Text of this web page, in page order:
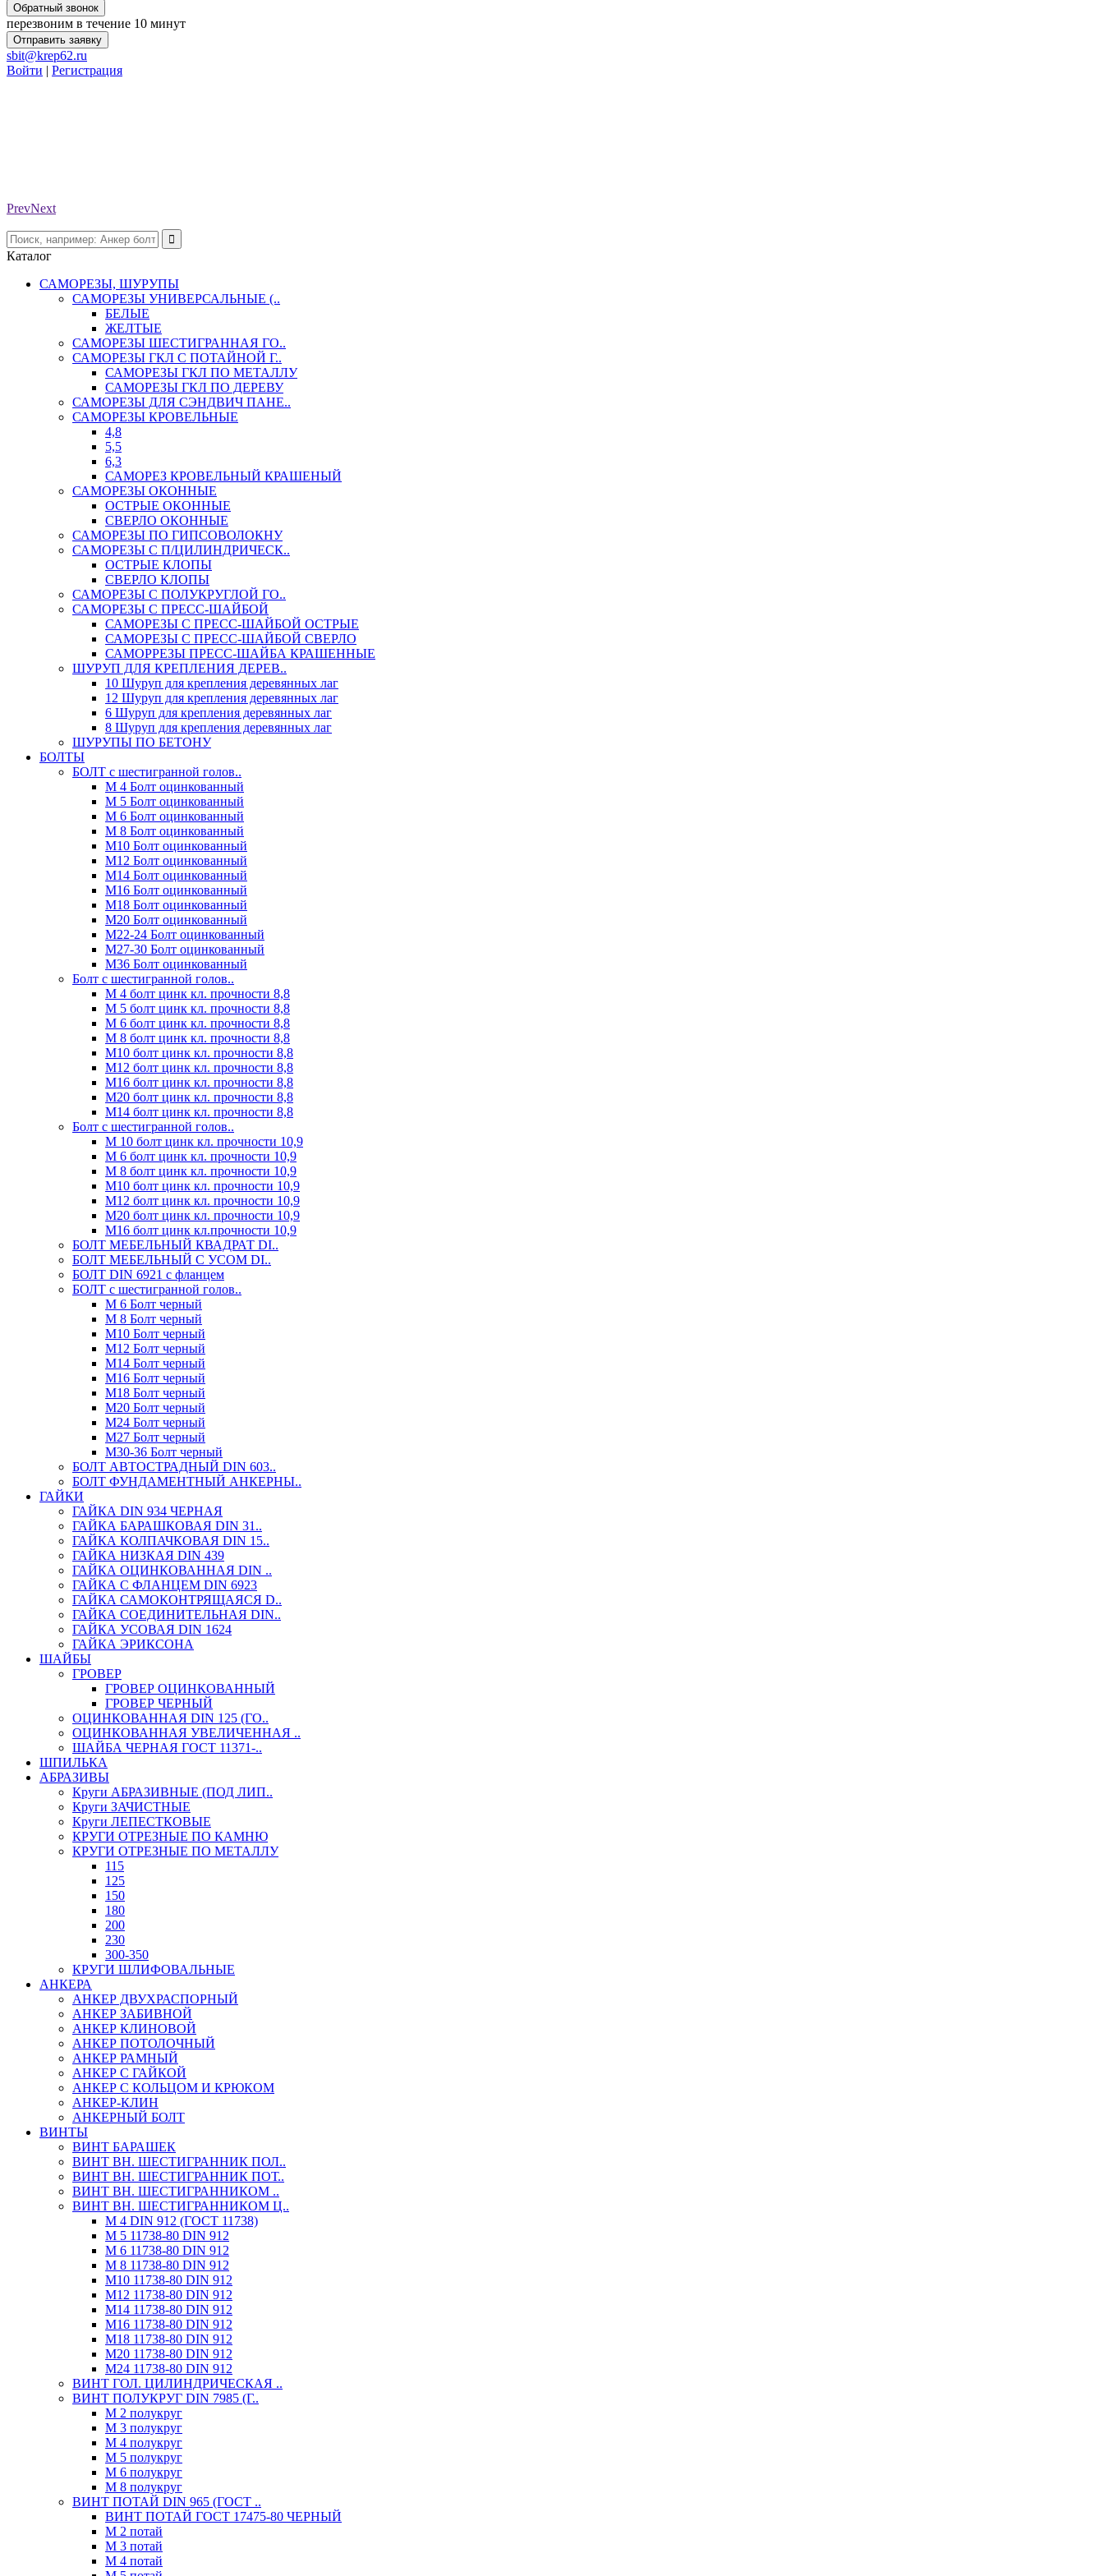
Обратный звонок
перезвоним в течение 10 минут
Отправить заявку
sbit@krep62.ru
Войти | Регистрация
PrevNext
Каталог
САМОРЕЗЫ, ШУРУПЫ
САМОРЕЗЫ УНИВЕРСАЛЬНЫЕ (..
БЕЛЫЕ
ЖЕЛТЫЕ
САМОРЕЗЫ ШЕСТИГРАННАЯ ГО..
САМОРЕЗЫ ГКЛ С ПОТАЙНОЙ Г..
САМОРЕЗЫ ГКЛ ПО МЕТАЛЛУ
САМОРЕЗЫ ГКЛ ПО ДЕРЕВУ
САМОРЕЗЫ ДЛЯ СЭНДВИЧ ПАНЕ..
САМОРЕЗЫ КРОВЕЛЬНЫЕ
4,8
5,5
6,3
САМОРЕЗ КРОВЕЛЬНЫЙ КРАШЕНЫЙ
САМОРЕЗЫ ОКОННЫЕ
ОСТРЫЕ ОКОННЫЕ
СВЕРЛО ОКОННЫЕ
САМОРЕЗЫ ПО ГИПСОВОЛОКНУ
САМОРЕЗЫ С П/ЦИЛИНДРИЧЕСК..
ОСТРЫЕ КЛОПЫ
СВЕРЛО КЛОПЫ
САМОРЕЗЫ С ПОЛУКРУГЛОЙ ГО..
САМОРЕЗЫ С ПРЕСС-ШАЙБОЙ
САМОРЕЗЫ С ПРЕСС-ШАЙБОЙ ОСТРЫЕ
САМОРЕЗЫ С ПРЕСС-ШАЙБОЙ СВЕРЛО
САМОРРЕЗЫ ПРЕСС-ШАЙБА КРАШЕННЫЕ
ШУРУП ДЛЯ КРЕПЛЕНИЯ ДЕРЕВ..
10 Шуруп для крепления деревянных лаг
12 Шуруп для крепления деревянных лаг
6 Шуруп для крепления деревянных лаг
8 Шуруп для крепления деревянных лаг
ШУРУПЫ ПО БЕТОНУ
БОЛТЫ
БОЛТ с шестигранной голов..
М 4 Болт оцинкованный
М 5 Болт оцинкованный
М 6 Болт оцинкованный
М 8 Болт оцинкованный
М10 Болт оцинкованный
М12 Болт оцинкованный
М14 Болт оцинкованный
М16 Болт оцинкованный
М18 Болт оцинкованный
М20 Болт оцинкованный
М22-24 Болт оцинкованный
М27-30 Болт оцинкованный
М36 Болт оцинкованный
Болт с шестигранной голов..
М 4 болт цинк кл. прочности 8,8
М 5 болт цинк кл. прочности 8,8
М 6 болт цинк кл. прочности 8,8
М 8 болт цинк кл. прочности 8,8
М10 болт цинк кл. прочности 8,8
М12 болт цинк кл. прочности 8,8
М16 болт цинк кл. прочности 8,8
М20 болт цинк кл. прочности 8,8
М14 болт цинк кл. прочности 8,8
Болт с шестигранной голов..
М 10 болт цинк кл. прочности 10,9
М 6 болт цинк кл. прочности 10,9
М 8 болт цинк кл. прочности 10,9
М10 болт цинк кл. прочности 10,9
М12 болт цинк кл. прочности 10,9
М20 болт цинк кл. прочности 10,9
М16 болт цинк кл.прочности 10,9
БОЛТ МЕБЕЛЬНЫЙ КВАДРАТ DI..
БОЛТ МЕБЕЛЬНЫЙ С УСОМ DI..
БОЛТ DIN 6921 c фланцем
БОЛТ с шестигранной голов..
М 6 Болт черный
М 8 Болт черный
М10 Болт черный
М12 Болт черный
М14 Болт черный
М16 Болт черный
М18 Болт черный
М20 Болт черный
М24 Болт черный
М27 Болт черный
М30-36 Болт черный
БОЛТ АВТОСТРАДНЫЙ DIN 603..
БОЛТ ФУНДАМЕНТНЫЙ АНКЕРНЫ..
ГАЙКИ
ГАЙКА DIN 934 ЧЕРНАЯ
ГАЙКА БАРАШКОВАЯ DIN 31..
ГАЙКА КОЛПАЧКОВАЯ DIN 15..
ГАЙКА НИЗКАЯ DIN 439
ГАЙКА ОЦИНКОВАННАЯ DIN ..
ГАЙКА С ФЛАНЦЕМ DIN 6923
ГАЙКА САМОКОНТРЯЩАЯСЯ D..
ГАЙКА СОЕДИНИТЕЛЬНАЯ DIN..
ГАЙКА УСОВАЯ DIN 1624
ГАЙКА ЭРИКСОНА
ШАЙБЫ
ГРОВЕР
ГРОВЕР ОЦИНКОВАННЫЙ
ГРОВЕР ЧЕРНЫЙ
ОЦИНКОВАННАЯ DIN 125 (ГО..
ОЦИНКОВАННАЯ УВЕЛИЧЕННАЯ ..
ШАЙБА ЧЕРНАЯ ГОСТ 11371-..
ШПИЛЬКА
АБРАЗИВЫ
Круги АБРАЗИВНЫЕ (ПОД ЛИП..
Круги ЗАЧИСТНЫЕ
Круги ЛЕПЕСТКОВЫЕ
КРУГИ ОТРЕЗНЫЕ ПО КАМНЮ
КРУГИ ОТРЕЗНЫЕ ПО МЕТАЛЛУ
115
125
150
180
200
230
300-350
КРУГИ ШЛИФОВАЛЬНЫЕ
АНКЕРА
АНКЕР ДВУХРАСПОРНЫЙ
АНКЕР ЗАБИВНОЙ
АНКЕР КЛИНОВОЙ
АНКЕР ПОТОЛОЧНЫЙ
АНКЕР РАМНЫЙ
АНКЕР С ГАЙКОЙ
АНКЕР С КОЛЬЦОМ И КРЮКОМ
АНКЕР-КЛИН
АНКЕРНЫЙ БОЛТ
ВИНТЫ
ВИНТ БАРАШЕК
ВИНТ ВН. ШЕСТИГРАННИК ПОЛ..
ВИНТ ВН. ШЕСТИГРАННИК ПОТ..
ВИНТ ВН. ШЕСТИГРАННИКОМ ..
ВИНТ ВН. ШЕСТИГРАННИКОМ Ц..
М 4 DIN 912 (ГОСТ 11738)
М 5 11738-80 DIN 912
М 6 11738-80 DIN 912
М 8 11738-80 DIN 912
М10 11738-80 DIN 912
М12 11738-80 DIN 912
М14 11738-80 DIN 912
М16 11738-80 DIN 912
М18 11738-80 DIN 912
М20 11738-80 DIN 912
М24 11738-80 DIN 912
ВИНТ ГОЛ. ЦИЛИНДРИЧЕСКАЯ ..
ВИНТ ПОЛУКРУГ DIN 7985 (Г..
М 2 полукруг
М 3 полукруг
М 4 полукруг
М 5 полукруг
М 6 полукруг
М 8 полукруг
ВИНТ ПОТАЙ DIN 965 (ГОСТ ..
ВИНТ ПОТАЙ ГОСТ 17475-80 ЧЕРНЫЙ
М 2 потай
М 3 потай
М 4 потай